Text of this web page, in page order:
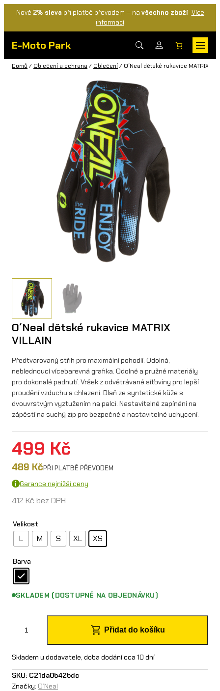
Nově 2% sleva při platbě převodem — na všechno zboží Více
informací
E-Moto Park
Domů / Oblečení a ochrana / Oblečení/ O´Neal dětské rukavice MATRIX
O´Neal dětské rukavice MATRIX
VILLAIN
Předtvarovaný střih pro maximální pohodlí. Odolná,
neblednoucí vícebarevná grafika. Odolné a pružné materiály
pro dokonalé padnutí. Vršek z odvětrávané síťoviny pro lepší
proudění vzduchu a chlazení. Dlaň ze syntetické kůže s
dvouvrstvým vyztužením na palci. Nastavitelné zapínání na
zápěstí na suchý zip pro bezpečné a nastavitelné uchycení.
499 Kč
489 KčPŘI PLATBĚ PŘEVODEM
Garance nejnižší ceny
412 Kč bez DPH
Velikost
L M S XL XS
Barva
SKLADEM (DOSTUPNÉ NA OBJEDNÁVKU)
N
e
Přidat do košíku
Skladem u dodavatele, doba dodání cca 10 dní
SKU: C21da0b42bdc
Značky: O’Neal